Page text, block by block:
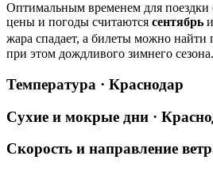
Оптимальным временем для поездки
цены и погоды считаются сентябрь и
жара спадает, а билеты можно найти
при этом дождливого зимнего сезона.
Температура · Краснодар
Сухие и мокрые дни ·
Скорость и направление